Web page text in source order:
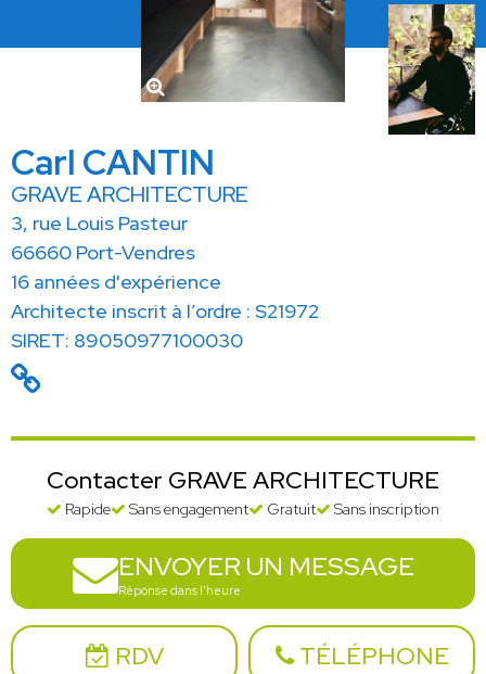
Carl CANTIN
GRAVE ARCHITECTURE
3, rue Louis Pasteur
66660 Port-Vendres
16 années d'expérience
Architecte inscrit à l’ordre : S21972
SIRET: 89050977100030
Contacter GRAVE ARCHITECTURE
Rapide Sans engagement Gratuit Sans inscription
ENVOYER UN MESSAGE
Réponse dans l'heure
RDV TÉLÉPHONE